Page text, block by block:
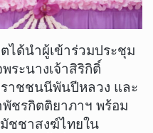
ด้นำผู้เข้าร่วมประชุม
ระนางเจ้าสิริกิติ์
าชชนนีพันปีหลวง และ
พัชรกิตติยาภาฯ พร้อม
ชชาสงฆ์ไทยใน